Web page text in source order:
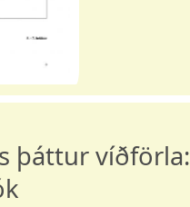
þáttur víðförla: